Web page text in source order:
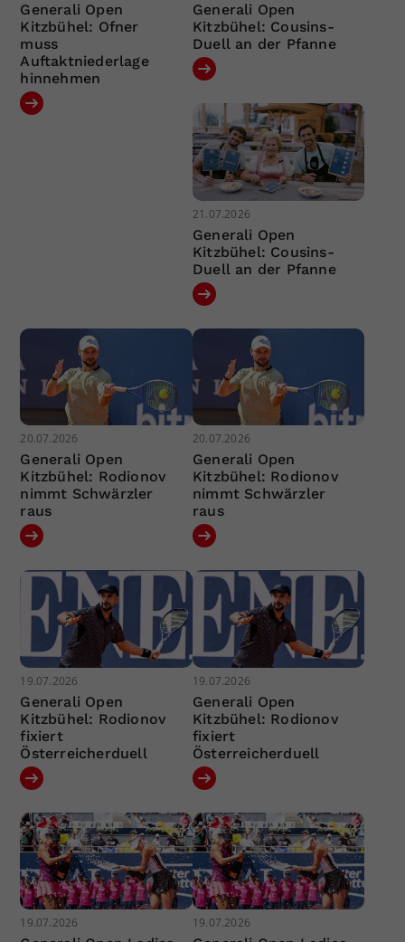
Generali Open
Kitzbühel: Ofner
muss
Auftaktniederlage
hinnehmen
Generali Open
Kitzbühel: Cousins-
Duell an der Pfanne
21.07.2026
Generali Open
Kitzbühel: Cousins-
Duell an der Pfanne
20.07.2026
Generali Open
Kitzbühel: Rodionov
nimmt Schwärzler
raus
20.07.2026
Generali Open
Kitzbühel: Rodionov
nimmt Schwärzler
raus
19.07.2026
Generali Open
Kitzbühel: Rodionov
fixiert
Österreicherduell
19.07.2026
Generali Open
Kitzbühel: Rodionov
fixiert
Österreicherduell
19.07.2026 19.07.2026